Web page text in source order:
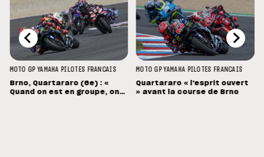
MOTO GP YAMAHA PILOTES FRANCAIS
Brno, Quartararo (6e) : «
Quand on est en groupe, on
MOTO GP YAMAHA PILOTES FRANCAIS
Quartararo « l'esprit ouvert
» avant la course de Brno